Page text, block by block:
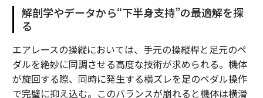
解剖学やデータから“下半身支持”の最適解を探
る
エアレースの操縦においては、手元の操縦桿と足元のペ
ダルを絶妙に同調させる高度な技術が求められる。機体
が旋回する際、同時に発生する横ズレを足のペダル操作
で完璧に抑え込む。このバランスが崩れると機体は横滑